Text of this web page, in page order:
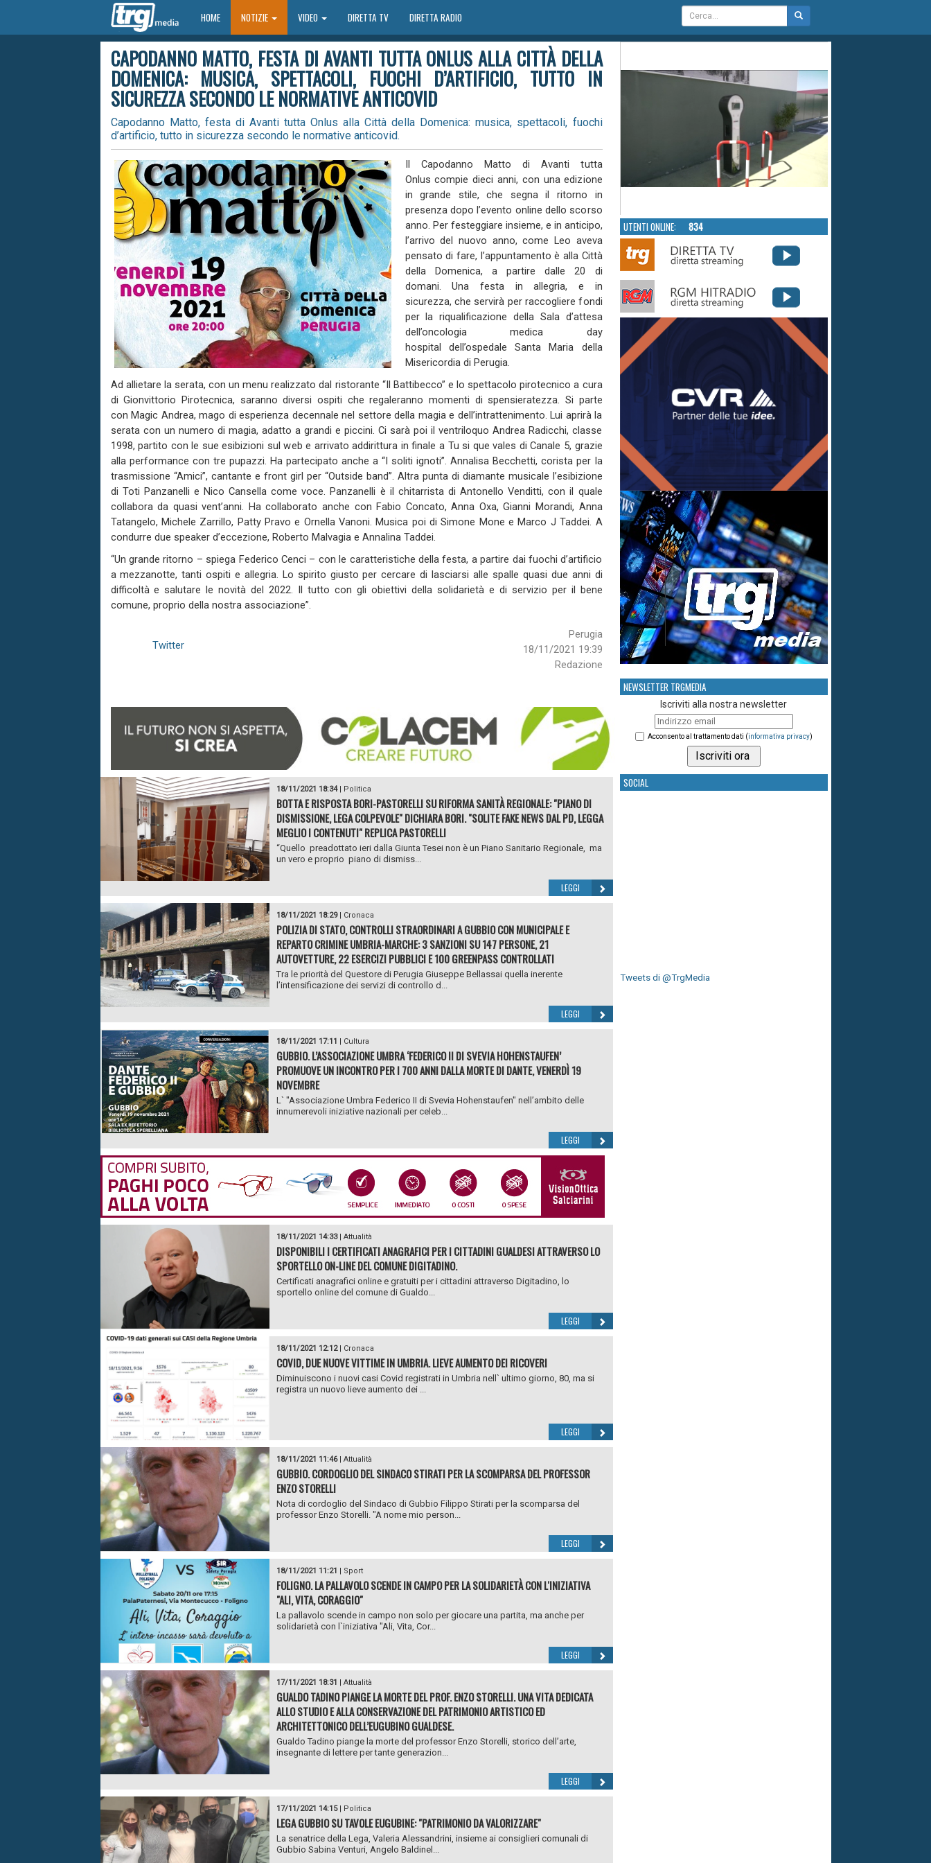
HOMEHOME NOTIZIE VIDEO DIRETTA TV DIRETTA RADIO
CAPODANNO MATTO, FESTA DI AVANTI TUTTA ONLUS ALLA CITTÀ DELLA
DOMENICA: MUSICA, SPETTACOLI, FUOCHI D’ARTIFICIO, TUTTO IN
SICUREZZA SECONDO LE NORMATIVE ANTICOVID
Capodanno Matto, festa di Avanti tutta Onlus alla Città della Domenica: musica, spettacoli, fuochi
d’artificio, tutto in sicurezza secondo le normative anticovid.
Il Capodanno Matto di Avanti tutta
Onlus compie dieci anni, con una edizione
in grande stile, che segna il ritorno in
presenza dopo l’evento online dello scorso
anno. Per festeggiare insieme, e in anticipo,
l’arrivo del nuovo anno, come Leo aveva
pensato di fare, l’appuntamento è alla Città
della Domenica, a partire dalle 20 di
domani. Una festa in allegria, e in
sicurezza, che servirà per raccogliere fondi
per la riqualificazione della Sala d’attesa
dell’oncologia medica day
hospital dell’ospedale Santa Maria della
Misericordia di Perugia.
Ad allietare la serata, con un menu realizzato dal ristorante “Il Battibecco” e lo spettacolo pirotecnico a cura
di Gionvittorio Pirotecnica, saranno diversi ospiti che regaleranno momenti di spensieratezza. Si parte
con Magic Andrea, mago di esperienza decennale nel settore della magia e dell’intrattenimento. Lui aprirà la
serata con un numero di magia, adatto a grandi e piccini. Ci sarà poi il ventriloquo Andrea Radicchi, classe
1998, partito con le sue esibizioni sul web e arrivato addirittura in finale a Tu si que vales di Canale 5, grazie
alla performance con tre pupazzi. Ha partecipato anche a “I soliti ignoti”. Annalisa Becchetti, corista per la
trasmissione “Amici”, cantante e front girl per “Outside band”. Altra punta di diamante musicale l’esibizione
di Toti Panzanelli e Nico Cansella come voce. Panzanelli è il chitarrista di Antonello Venditti, con il quale
collabora da quasi vent’anni. Ha collaborato anche con Fabio Concato, Anna Oxa, Gianni Morandi, Anna
Tatangelo, Michele Zarrillo, Patty Pravo e Ornella Vanoni. Musica poi di Simone Mone e Marco J Taddei. A
condurre due speaker d’eccezione, Roberto Malvagia e Annalina Taddei.
“Un grande ritorno – spiega Federico Cenci – con le caratteristiche della festa, a partire dai fuochi d’artificio
a mezzanotte, tanti ospiti e allegria. Lo spirito giusto per cercare di lasciarsi alle spalle quasi due anni di
difficoltà e salutare le novità del 2022. Il tutto con gli obiettivi della solidarietà e di servizio per il bene
comune, proprio della nostra associazione”.
Perugia
18/11/2021 19:39
Redazione
Twitter
18/11/2021 18:34| Politica
BOTTA E RISPOSTA BORI-PASTORELLI SU RIFORMA SANITÀ REGIONALE: "PIANO DI
DISMISSIONE, LEGA COLPEVOLE" DICHIARA BORI. "SOLITE FAKE NEWS DAL PD, LEGGA
MEGLIO I CONTENUTI" REPLICA PASTORELLI
“Quello preadottato ieri dalla Giunta Tesei non è un Piano Sanitario Regionale, ma
un vero e proprio piano di dismiss...
LEGGI
18/11/2021 18:29| Cronaca
POLIZIA DI STATO, CONTROLLI STRAORDINARI A GUBBIO CON MUNICIPALE E
REPARTO CRIMINE UMBRIA-MARCHE: 3 SANZIONI SU 147 PERSONE, 21
AUTOVETTURE, 22 ESERCIZI PUBBLICI E 100 GREENPASS CONTROLLATI
Tra le priorità del Questore di Perugia Giuseppe Bellassai quella inerente
l’intensificazione dei servizi di controllo d...
LEGGI
18/11/2021 17:11 | Cultura
GUBBIO. L’ASSOCIAZIONE UMBRA ‘FEDERICO II DI SVEVIA HOHENSTAUFEN’
PROMUOVE UN INCONTRO PER I 700 ANNI DALLA MORTE DI DANTE, VENERDÌ 19
NOVEMBRE
L` "Associazione Umbra Federico II di Svevia Hohenstaufen" nell’ambito delle
innumerevoli iniziative nazionali per celeb...
LEGGI
18/11/2021 14:33| Attualità
DISPONIBILI I CERTIFICATI ANAGRAFICI PER I CITTADINI GUALDESI ATTRAVERSO LO
SPORTELLO ON-LINE DEL COMUNE DIGITADINO.
Certificati anagrafici online e gratuiti per i cittadini attraverso Digitadino, lo
sportello online del comune di Gualdo...
LEGGI
18/11/2021 12:12| Cronaca
COVID, DUE NUOVE VITTIME IN UMBRIA. LIEVE AUMENTO DEI RICOVERI
Diminuiscono i nuovi casi Covid registrati in Umbria nell` ultimo giorno, 80, ma si
registra un nuovo lieve aumento dei ...
LEGGI
18/11/2021 11:46| Attualità
GUBBIO. CORDOGLIO DEL SINDACO STIRATI PER LA SCOMPARSA DEL PROFESSOR
ENZO STORELLI
Nota di cordoglio del Sindaco di Gubbio Filippo Stirati per la scomparsa del
professor Enzo Storelli. "A nome mio person...
LEGGI
18/11/2021 11:21 | Sport
FOLIGNO. LA PALLAVOLO SCENDE IN CAMPO PER LA SOLIDARIETÀ CON L'INIZIATIVA
"ALI, VITA, CORAGGIO"
La pallavolo scende in campo non solo per giocare una partita, ma anche per
solidarietà con l`iniziativa "Ali, Vita, Cor...
LEGGI
17/11/2021 18:31 | Attualità
GUALDO TADINO PIANGE LA MORTE DEL PROF. ENZO STORELLI. UNA VITA DEDICATA
ALLO STUDIO E ALLA CONSERVAZIONE DEL PATRIMONIO ARTISTICO ED
ARCHITETTONICO DELL’EUGUBINO GUALDESE.
Gualdo Tadino piange la morte del professor Enzo Storelli, storico dell’arte,
insegnante di lettere per tante generazion...
LEGGI
17/11/2021 14:15| Politica
LEGA GUBBIO SU TAVOLE EUGUBINE: "PATRIMONIO DA VALORIZZARE"
La senatrice della Lega, Valeria Alessandrini, insieme ai consiglieri comunali di
Gubbio Sabina Venturi, Angelo Baldinel...
UTENTI ONLINE: 834
NEWSLETTER TRGMEDIA
Iscriviti alla nostra newsletter
Acconsento al trattamento dati (informativa privacy)
SOCIAL
Tweets di @TrgMedia